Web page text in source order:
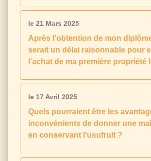
le 21 Mars 2025
Après l'obtention de mon
serait un délai raisonnable pour
l'achat de ma première propriété
le 17 Avril 2025
Quels pourraient être les
inconvénients de donner une
en conservant l'usufruit ?